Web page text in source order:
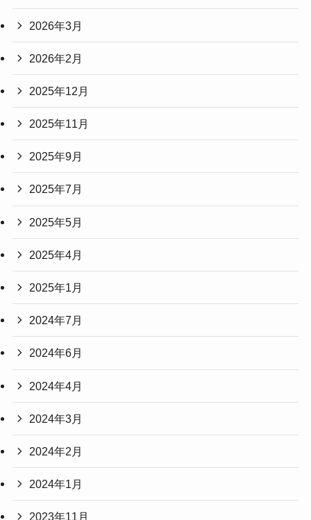
2026年3月
2026年2月
2025年12月
2025年11月
2025年9月
2025年7月
2025年5月
2025年4月
2025年1月
2024年7月
2024年6月
2024年4月
2024年3月
2024年2月
2024年1月
2023年11月